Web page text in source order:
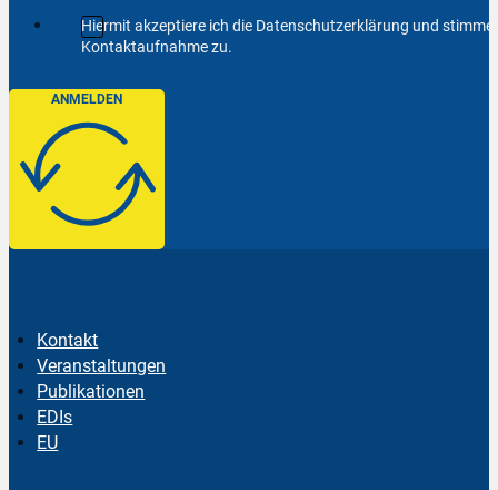
Hiermit akzeptiere ich die Datenschutzerklärung und
Kontaktaufnahme zu.
ANMELDEN
Kontakt
Veranstaltungen
Publikationen
EDIs
EU